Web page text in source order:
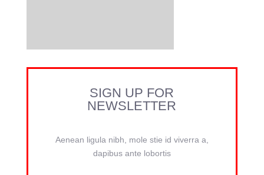
SIGN UP FOR
NEWSLETTER
Aenean ligula nibh, mole stie id viverra a,
dapibus ante lobortis